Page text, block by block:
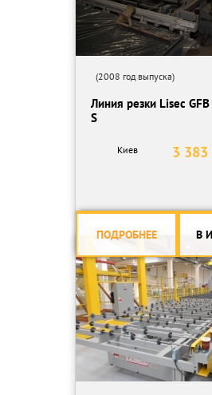
управления режимом резки
- воздушная подушка для
поверхности
Технические характеристики:
- Размер рабочей поверхности, мм:
- Максимальная линия раскроя, мм:
- Установленная мощность, кВт: 18
(2008 год выпуска)
Линия резки Lisec
S
3 383
Киев
ПОДРОБНЕЕ В